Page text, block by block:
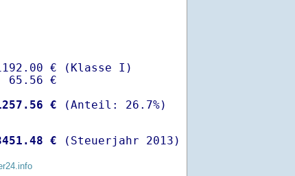
€ (Klasse I)
€
€
€ (Steuerjahr 2013)